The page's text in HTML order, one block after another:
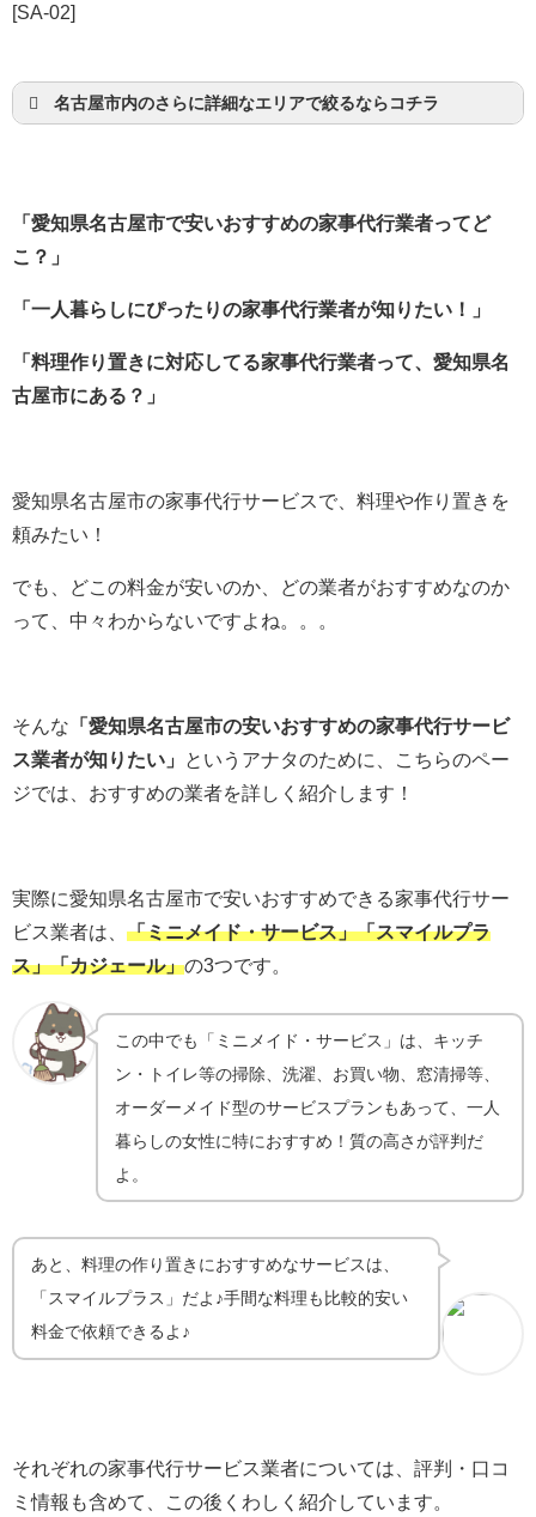
[SA-02]
名古屋市内のさらに詳細なエリアで絞るならコチラ
名古屋市中区
名古屋市瑞穂区
名古屋市港区
名古屋市南区
「愛知県名古屋市で安いおすすめの家事代行業者ってど
こ？」
「一人暮らしにぴったりの家事代行業者が知りたい！」
「料理作り置きに対応してる家事代行業者って、愛知県名
古屋市にある？」
愛知県名古屋市の家事代行サービスで、料理や作り置きを
頼みたい！
でも、どこの料金が安いのか、どの業者がおすすめなのか
って、中々わからないですよね。。。
そんな 「愛知県名古屋市の安いおすすめの家事代行サービ
ス業者が知りたい」
というアナタのために、こちらのペー
ジでは、おすすめの業者を詳しく紹介します！
実際に愛知県名古屋市で安いおすすめできる家事代行サー
ビス業者は、 「ミニメイド・サービス」「スマイルプラ
ス」「カジェール」の3つです。
この中でも「ミニメイド・サービス」は、 キッチ
ン・トイレ等の掃除、洗濯、お買い物、窓清掃等、
オーダーメイド型のサービスプランもあって 、一人
暮らしの女性に特におすすめ！質の高さが評判だ
よ。
あと、料理の作り置きにおすすめなサービスは、
「スマイルプラス」だよ♪手間な料理も比較的安い
料金で依頼できるよ♪
それぞれの家事代行サービス業者については、評判・口コ
ミ情報も含めて、この後くわしく紹介しています。